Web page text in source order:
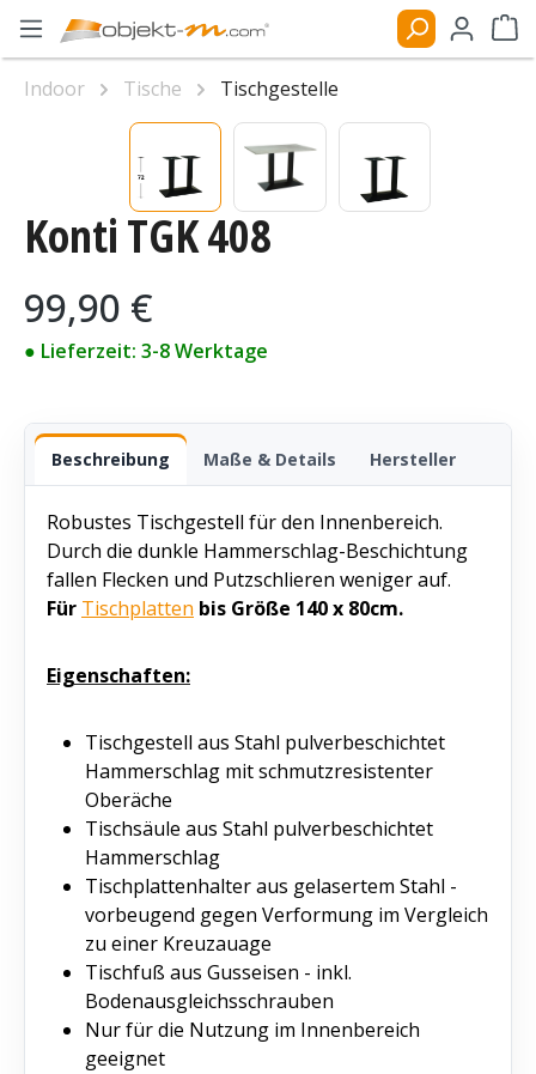
Zum Hauptinhalt springen
Konti TGK 408
Regulärer Preis:
99,90 €
● Lieferzeit: 3-8 Werktage
Beschreibung Maße & Details Hersteller
Robustes Tischgestell für den Innenbereich.
Durch die dunkle Hammerschlag-Beschichtung
fallen Flecken und Putzschlieren weniger auf.
Für Tischplatten bis Größe 140 x 80cm.
Eigenschaften:
Tischgestell aus Stahl pulverbeschichtet
Hammerschlag mit schmutzresistenter
Oberfläche
Tischsäule aus Stahl pulverbeschichtet
Hammerschlag
Tischplattenhalter aus gelasertem Stahl -
vorbeugend gegen Verformung im Vergleich
zu einer Kreuzauflage
Tischfuß aus Gusseisen - inkl.
Bodenausgleichsschrauben
Nur für die Nutzung im Innenbereich
geeignet
Indoor Tische
Tischgestelle
Bildergalerie überspringen